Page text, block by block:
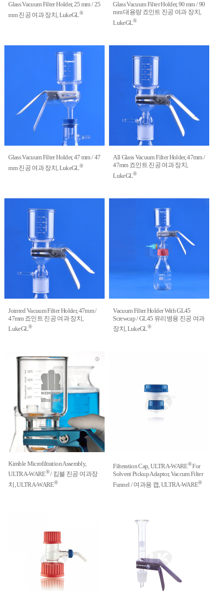
Glass Vacuum Filter Holder, 25 mm / 25
mm 진공 여과 장치, LukeGL®
Glass Vacuum Filter Holder, 90 mm / 90
mm 대용량 죠인트 진공 여과 장치,
LukeGL®
Glass Vacuum Filter Holder, 47 mm / 47
mm 진공 여과 장치, LukeGL®
All Glass Vacuum Filter Holder, 47mm /
47mm 죠인트 진공 여과 장치,
LukeGL®
Jointed Vacuum Filter Holder, 47mm /
47mm 죠인트 진공 여과 장치,
LukeGL®
Vacuum Filter Holder With GL45
Screwcap / GL45 유리병용 진공 여과
장치, LukeGL®
Kimble Microfiltration Assembly,
ULTRA-WARE®/ 킴블 진공 여과장
치, ULTRA-WARE®
Filteration Cap, ULTRA-WARE®For
Solvent Pickup Adaptor, Vaccum Filter
Funnel / 여과용 캡, ULTRA-WARE®